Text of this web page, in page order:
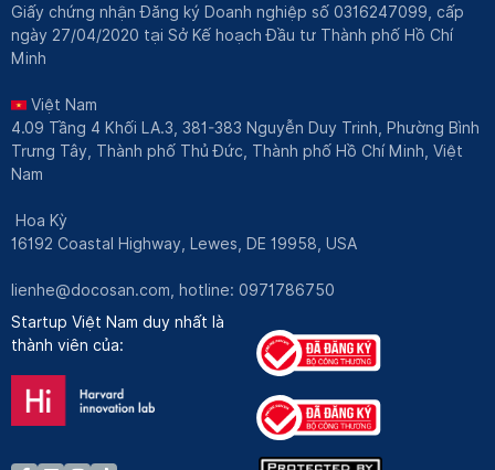
Giấy chứng nhận Đăng ký Doanh nghiệp số 0316247099, cấp
ngày 27/04/2020 tại Sở Kế hoạch Đầu tư Thành phố Hồ Chí
Minh
Việt Nam
4.09 Tầng 4 Khối LA.3, 381-383 Nguyễn Duy Trinh, Phường Bình
Trưng Tây, Thành phố Thủ Đức, Thành phố Hồ Chí Minh, Việt
Nam
Hoa Kỳ
16192 Coastal Highway, Lewes, DE 19958, USA
lienhe@docosan.com , hotline: 0971786750
Startup Việt Nam duy nhất là
thành viên của: